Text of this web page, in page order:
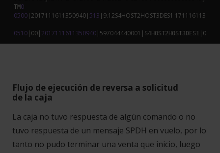
TM0
0500|2017111611350940| 513 | 9.12S4HOST2HOST3DES1 171116113521
0510| 00|2017111611350940| 597044440001 | S4HOST2HOST3DES1 | 0
Flujo de ejecución de reversa a solicitud
de la caja
La caja no tuvo respuesta de algún comando o no
tuvo respuesta de un mensaje SPDH en vuelo, por lo
tanto no pudo terminar una venta que inicio, luego